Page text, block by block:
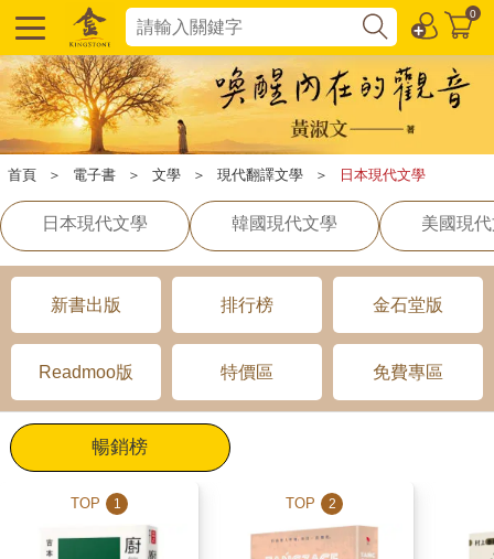
0
首頁 ＞ 電子書 ＞ 文學 ＞ 現代翻譯文學 ＞ 日本現代文學
日本現代文學 韓國現代文學 美國現
新書出版 排行榜 金石堂版
Readmoo版 特價區 免費專區
暢銷榜
TOP 1 TOP 2